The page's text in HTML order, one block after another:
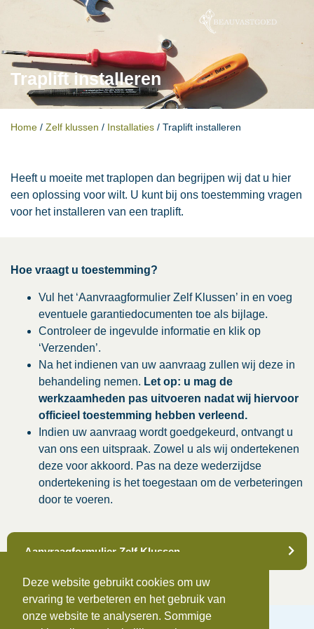
Traplift installeren
Home / Zelf klussen / Installaties / Traplift installeren
Heeft u moeite met traplopen dan begrijpen wij dat u hier
een oplossing voor wilt. U kunt bij ons toestemming vragen
voor het installeren van een traplift.
Hoe vraagt u toestemming?
Vul het ‘Aanvraagformulier Zelf Klussen’ in en voeg
eventuele garantiedocumenten toe als bijlage.
Controleer de ingevulde informatie en klik op
‘Verzenden’.
Na het indienen van uw aanvraag zullen wij deze in
behandeling nemen. Let op: u mag de
werkzaamheden pas uitvoeren nadat wij hiervoor
officieel toestemming hebben verleend.
Indien uw aanvraag wordt goedgekeurd, ontvangt u
van ons een uitspraak. Zowel u als wij ondertekenen
deze voor akkoord. Pas na deze wederzijdse
ondertekening is het toegestaan om de verbeteringen
door te voeren.
Aanvraagformulier Zelf Klussen
Deze website gebruikt cookies om uw
ervaring te verbeteren en het gebruik van
onze website te analyseren. Sommige